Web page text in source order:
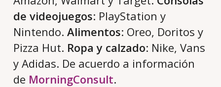
de videojuegos: PlayStation y
Nintendo. Alimentos: Oreo, Doritos y
Pizza Hut. Ropa y calzado: Nike, Vans
y Adidas. De acuerdo a información
de MorningConsult.